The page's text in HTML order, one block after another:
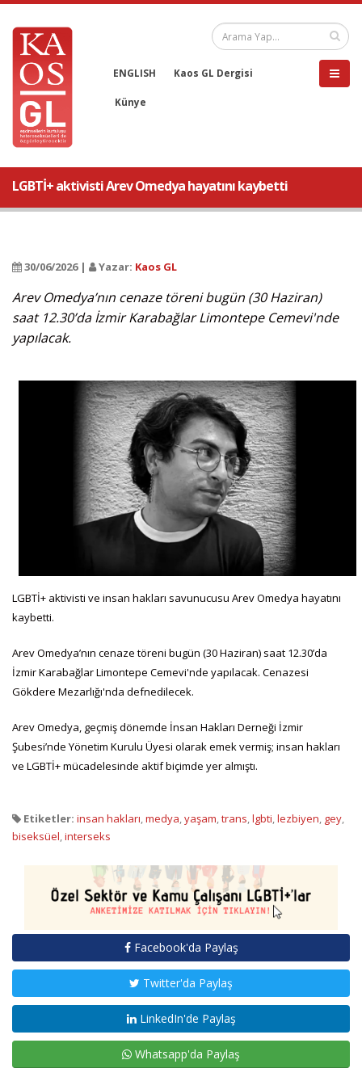
ENGLISH Kaos GL Dergisi
Künye
LGBTİ+ aktivisti Arev Omedya hayatını kaybetti
30/06/2026 | Yazar: Kaos GL
Arev Omedya’nın cenaze töreni bugün (30 Haziran)
saat 12.30’da İzmir Karabağlar Limontepe Cemevi'nde
yapılacak.
LGBTİ+ aktivisti ve insan hakları savunucusu Arev Omedya hayatını
kaybetti.
Arev Omedya’nın cenaze töreni bugün (30 Haziran) saat 12.30’da
İzmir Karabağlar Limontepe Cemevi'nde yapılacak. Cenazesi
Gökdere Mezarlığı'nda defnedilecek.
Arev Omedya, geçmiş dönemde İnsan Hakları Derneği İzmir
Şubesi’nde Yönetim Kurulu Üyesi olarak emek vermiş; insan hakları
ve LGBTİ+ mücadelesinde aktif biçimde yer almıştı.
Etiketler: insan hakları,medya,yaşam,trans,lgbti,lezbiyen, gey,
biseksüel,interseks
Facebook'da Paylaş
Twitter'da Paylaş
LinkedIn'de Paylaş
Whatsapp'da Paylaş